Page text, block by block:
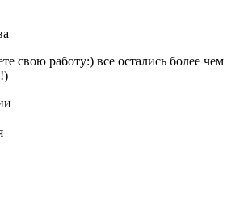
свою работу:) все остались более чем